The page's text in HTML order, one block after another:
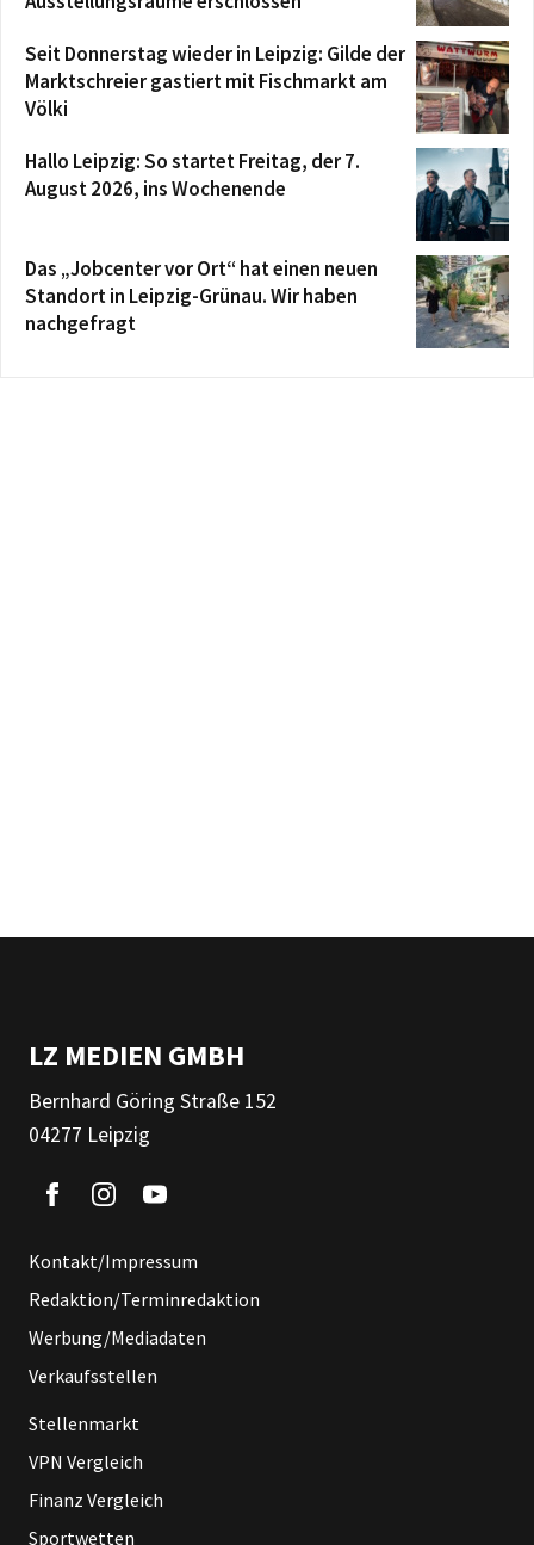
Seit Donnerstag wieder in Leipzig: Gilde der
Marktschreier gastiert mit Fischmarkt am
Völki
Hallo Leipzig: So startet Freitag, der 7.
August 2026, ins Wochenende
Das „Jobcenter vor Ort“ hat einen neuen
Standort in Leipzig-Grünau. Wir haben
nachgefragt
LZ MEDIEN GMBH
Bernhard Göring Straße 152
04277 Leipzig
Kontakt/Impressum
Redaktion/Terminredaktion
Werbung/Mediadaten
Verkaufsstellen
Stellenmarkt
VPN Vergleich
Finanz Vergleich
Sportwetten